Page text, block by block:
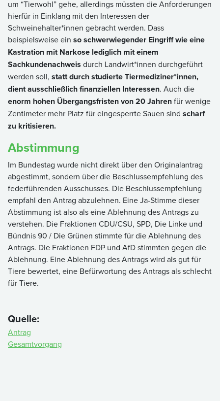
um “Tierwohl” gehe, allerdings müssten die Anforderungen
hierfür in Einklang mit den Interessen der
Schweinehalter*innen gebracht werden. Dass
beispielsweise ein so schwerwiegender Eingriff wie eine
Kastration mit Narkose lediglich mit einem
Sachkundenachweis durch Landwirt*innen durchgeführt
werden soll, statt durch studierte Tiermediziner*innen,
dient ausschließlich finanziellen Interessen. Auch die
enorm hohen Übergangsfristen von 20 Jahrenfür wenige
Zentimeter mehr Platz für eingesperrte Sauen sind scharf
zu kritisieren.
Abstimmung
Im Bundestag wurde nicht direkt über den Originalantrag
abgestimmt, sondern über die Beschlussempfehlung des
federführenden Ausschusses. Die Beschlussempfehlung
empfahl den Antrag abzulehnen. Eine Ja-Stimme dieser
Abstimmung ist also als eine Ablehnung des Antrags zu
verstehen. Die Fraktionen CDU/CSU, SPD, Die Linke und
Bündnis 90 / Die Grünen stimmte für die Ablehnung des
Antrags. Die Fraktionen FDP und AfD stimmten gegen die
Ablehnung. Eine Ablehnung des Antrags wird als gut für
Tiere bewertet, eine Befürwortung des Antrags als schlecht
für Tiere.
Quelle:
Antrag
Gesamtvorgang